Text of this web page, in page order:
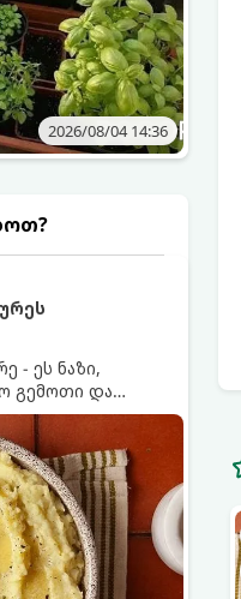
2026/08/04 14:36
- ეს ნაზი,
გემოთი და
მომზადება
რამდენიმე
რომ